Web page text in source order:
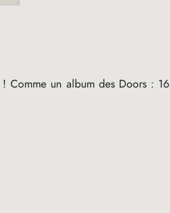
! Comme un album des Doors : 16